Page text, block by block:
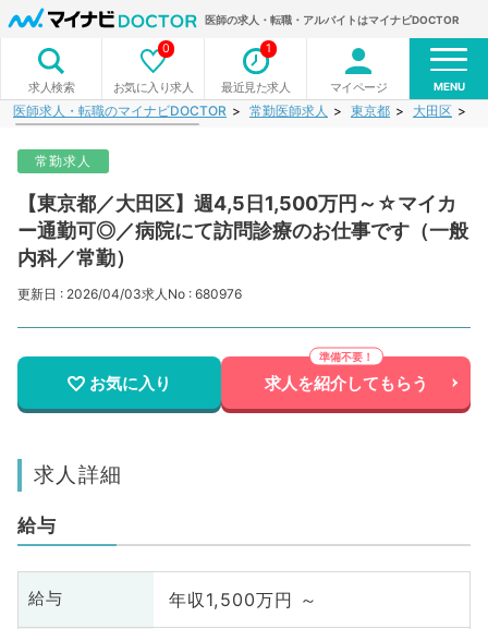
医師の求人・転職・アルバイトはマイナビDOCTOR
求人検索 お気に入り求人
0
最近見た求人
1
マイページ MENU
医師求人・転職のマイナビDOCTOR 常勤医師求人 東京都 大田区
常勤求人
【東京都／大田区】週4,5日1,500万円～☆マイカ
ー通勤可◎／病院にて訪問診療のお仕事です（一般
内科／常勤）
更新日 : 2026/04/03求人No : 680976
お気に入り 求人を紹介してもらう
求人詳細
給与
給与 年収1,500万円 ～